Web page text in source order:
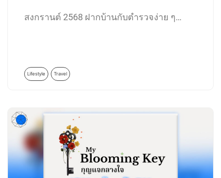
สงกรานต์ 2568 ฝากบ้านกับตำรวจง่าย ๆ…
Lifestyle Travel